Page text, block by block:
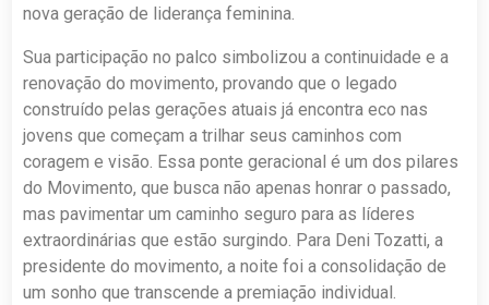
nova geração de liderança feminina.
Sua participação no palco simbolizou a continuidade e a
renovação do movimento, provando que o legado
construído pelas gerações atuais já encontra eco nas
jovens que começam a trilhar seus caminhos com
coragem e visão. Essa ponte geracional é um dos pilares
do Movimento, que busca não apenas honrar o passado,
mas pavimentar um caminho seguro para as líderes
extraordinárias que estão surgindo. Para Deni Tozatti, a
presidente do movimento, a noite foi a consolidação de
um sonho que transcende a premiação individual.